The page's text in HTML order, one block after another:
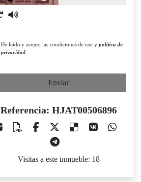
He leído y acepto las condiciones de uso y política de
privacidad
Enviar
Referencia: HJAT00506896
Visitas a este inmueble: 18